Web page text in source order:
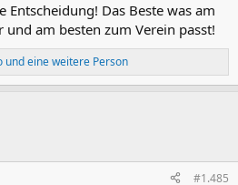
Entscheidung! Das Beste was am
am besten zum Verein passt!
und eine weitere Person
#1.485